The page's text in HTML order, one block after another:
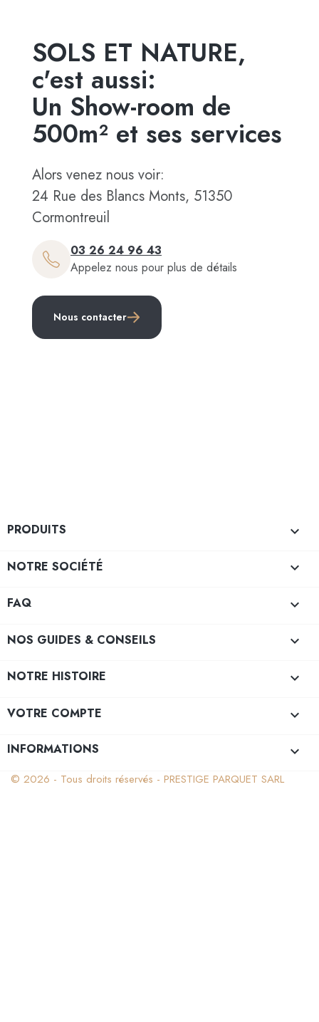
SOLS ET NATURE,
c'est aussi:
Un Show-room de
500m² et ses services
Alors venez nous voir:
24 Rue des Blancs Monts, 51350
Cormontreuil
03 26 24 96 43
Appelez nous pour plus de détails
Nous contacter
PRODUITS 
NOTRE SOCIÉTÉ 
FAQ 
NOS GUIDES & CONSEILS 
NOTRE HISTOIRE 
VOTRE COMPTE 
INFORMATIONS keyboard_arrow_down
© 2026 - Tous droits réservés - PRESTIGE PARQUET SARL